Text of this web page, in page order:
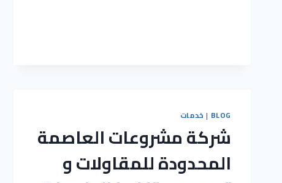
BLOG
| خدمات
شركة مشروعات العاصمة
المحدودة للمقاولات و